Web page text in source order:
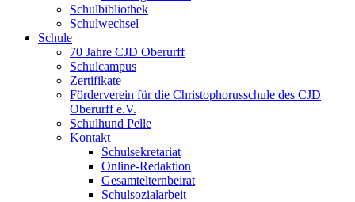
Schulbibliothek
Schulwechsel
Schule
70 Jahre CJD Oberurff
Schulcampus
Zertifikate
Förderverein für die Christophorusschule des CJD
Oberurff e.V.
Schulhund Pelle
Kontakt
Schulsekretariat
Online-Redaktion
Gesamtelternbeirat
Schulsozialarbeit